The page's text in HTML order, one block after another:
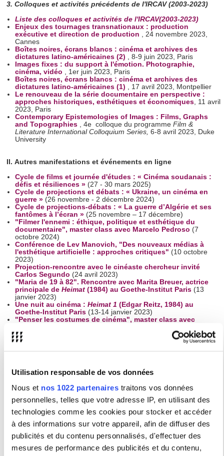
Utilisation responsable de vos données
Nous et nos 1022 partenaires traitons vos données
personnelles, telles que votre adresse IP, en utilisant des
technologies comme les cookies pour stocker et accéder
à des informations sur votre appareil, afin de diffuser des
publicités et du contenu personnalisés, d'effectuer des
mesures de performance des publicités et du contenu,
3. Colloques et activités précédents de l'IRCAV (2003-2023)
Liste des colloques et activités de l'IRCAV(2003-2023)
Enjeux des tournages transnationaux : production
exécutive et direction de production , 24 novembre 2023,
Cannes
Boîtes noires, écrans blancs : cinéma et archives des
dictatures latino-américaines (2) , 8-9 juin 2023, Paris
Images fixes : du support à l'émotion. Photographie,
cinéma, vidéo , 1er juin 2023, Paris
Boîtes noires, écrans blancs : cinéma et archives des
dictatures latino-américaines (1) , 17 avril 2023, Montpellier
Le renouveau de la série documentaire en perspective :
approches historiques, esthétiques et économiques, 11 avril
2023, Paris
Contemporary Epistemologies of Images : Films, Graphs
and Topographies , 4e colloque du programme Film &
Literature International Colloquium Series, 6-8 avril 2023, Duke
University
II. Autres manifestations et événements en ligne
Cycle de films et journée d'études : « Cinéma soudanais :
défis et résiliences » (27 - 30 mars 2025)
Cycle de projections et débats : « Ukraine, un cinéma en
guerre » (26 novembre - 2 décembre 2024)
Cycle de projections-débats : « La guerre d’Algérie et ses
fantômes à l’écran » (25 novembre – 17 décembre)
"Filmer l'ennemi : éthique, politique et esthétique du
documentaire", master class avec Marcelo Pedroso (7
octobre 2024)
Conférence de Lev Manovich, "Des nouveaux médias à
l'esthétique artificielle : approches critiques" (10 octobre
2023)
Projection-rencontre avec le cinéaste chercheur invité
Carlos Segundo (24 avril 2023)
"Maria de 19 à 82". Rencontre avec Marita Breuer, actrice
principale de Heimat (1984) au Goethe-Institut Paris (13
janvier 2023)
Une nuit au cinéma : Heimat 1 (Edgar Reitz, 1984) au
Goethe-Institut Paris (13-14 janvier 2023)
"Penser les costumes de cinéma", master class avec
vingt livres par an. Ci-dessous quelques
réalisé en 2023 et 2024.
OlgaKobryn ,MachaOvtchinnikova, Eugénie Zvonkine (dir.),
Intérieurs sensibles de Chantal Akerman : films et